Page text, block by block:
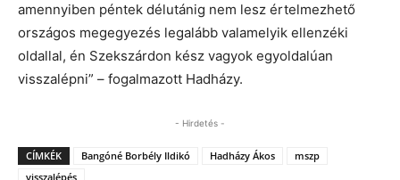
amennyiben péntek délutánig nem lesz értelmezhető
országos megegyezés legalább valamelyik ellenzéki
oldallal, én Szekszárdon kész vagyok egyoldalúan
visszalépni” – fogalmazott Hadházy.
- Hirdetés -
CÍMKÉK Bangóné Borbély Ildikó Hadházy Ákos
mszp
visszalépés